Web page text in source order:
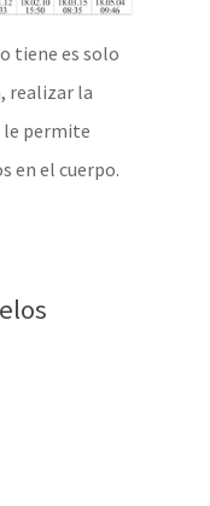
tiene es solo
realizar la
le permite
en el cuerpo.